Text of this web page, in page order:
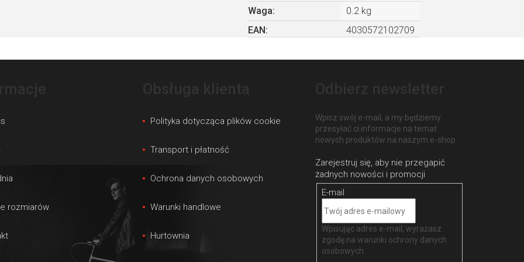
Waga:
0.2 kg
EAN : 4030572102709
rozmiarów
Polityka dotycząca plików cookie
Transport i płatność
Ochrona danych osobowych
Warunki handlowe
Hurtownia
Wpisz swój e-mail, a my będziemy
przesyłać ci informacje na temat
nowych produktów na naszym e-shop.
E-mail
Wpisując adres e-mail, wyrażasz
zgodę nawarunki ochrony danych
osobowych